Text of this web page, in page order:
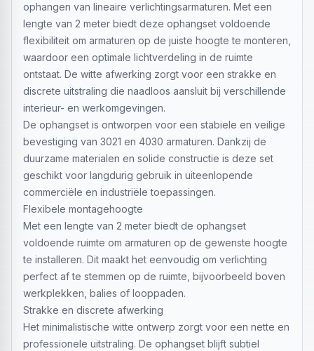
ophangen van lineaire verlichtingsarmaturen. Met een
lengte van 2 meter biedt deze ophangset voldoende
flexibiliteit om armaturen op de juiste hoogte te monteren,
waardoor een optimale lichtverdeling in de ruimte
ontstaat. De witte afwerking zorgt voor een strakke en
discrete uitstraling die naadloos aansluit bij verschillende
interieur- en werkomgevingen.
De ophangset is ontworpen voor een stabiele en veilige
bevestiging van 3021 en 4030 armaturen. Dankzij de
duurzame materialen en solide constructie is deze set
geschikt voor langdurig gebruik in uiteenlopende
commerciële en industriële toepassingen.
Flexibele montagehoogte
Met een lengte van 2 meter biedt de ophangset
voldoende ruimte om armaturen op de gewenste hoogte
te installeren. Dit maakt het eenvoudig om verlichting
perfect af te stemmen op de ruimte, bijvoorbeeld boven
werkplekken, balies of looppaden.
Strakke en discrete afwerking
Het minimalistische witte ontwerp zorgt voor een nette en
professionele uitstraling. De ophangset blijft subtiel